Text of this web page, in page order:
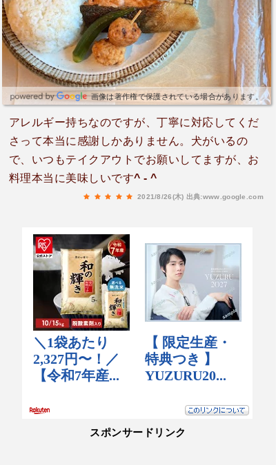
の坂を少し登った辺りで歩きでも直ぐに到着しま
す。今度行ったら追加で投稿したいと思います。
画像は著作権で保護されている場合があります。
アレルギー持ちなのですが、丁寧に対応してくだ
さって本当に感謝しかありません。犬がいるの
で、いつもテイクアウトでお願いしてますが、お
料理本当に美味しいです^ - ^
2021/8/26(木) 出典:www.google.com
スポンサードリンク